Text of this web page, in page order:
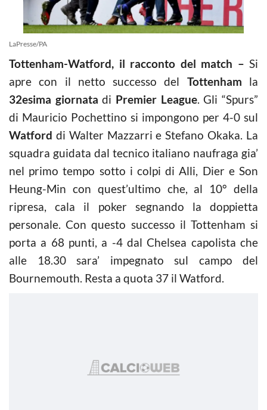
LaPresse/PA
Tottenham-Watford, il racconto del match – Si
apre con il netto successo del Tottenham la
32esima giornata di Premier League. Gli “Spurs”
di Mauricio Pochettino si impongono per 4-0 sul
Watford di Walter Mazzarri e Stefano Okaka. La
squadra guidata dal tecnico italiano naufraga gia’
nel primo tempo sotto i colpi di Alli, Dier e Son
Heung-Min con quest’ultimo che, al 10° della
ripresa, cala il poker segnando la doppietta
personale. Con questo successo il Tottenham si
porta a 68 punti, a -4 dal Chelsea capolista che
alle 18.30 sara’ impegnato sul campo del
Bournemouth. Resta a quota 37 il Watford.